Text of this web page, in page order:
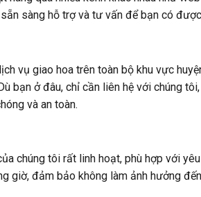
sàng hỗ trợ và tư vấn để bạn có
vụ giao hoa trên toàn bộ khu vực
bạn ở đâu, chỉ cần liên hệ với chúng
và an toàn.
chúng tôi rất linh hoạt, phù hợp với
giờ, đảm bảo không làm ảnh hưởng